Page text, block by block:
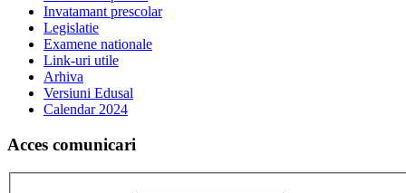
Invatamant prescolar
Legislatie
Examene nationale
Link-uri utile
Arhiva
Versiuni Edusal
Calendar 2024
Acces comunicari